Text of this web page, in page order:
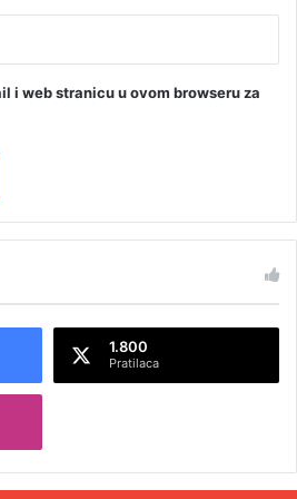
i web stranicu u ovom browseru za
1.800
Pratilaca